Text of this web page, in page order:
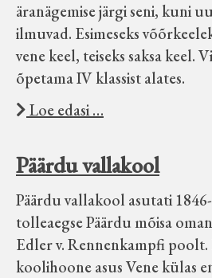
äranägemise järgi seni, kuni
ilmuvad. Esimeseks
vene keel, teiseks saksa keel.
õpetama IV klassist alates.
Loe edasi …
Päärdu vallakool
Päärdu vallakool asutati
tolleaegse Päärdu mõisa
Edler v. Rennenkampfi poolt.
koolihoone asus Vene külas